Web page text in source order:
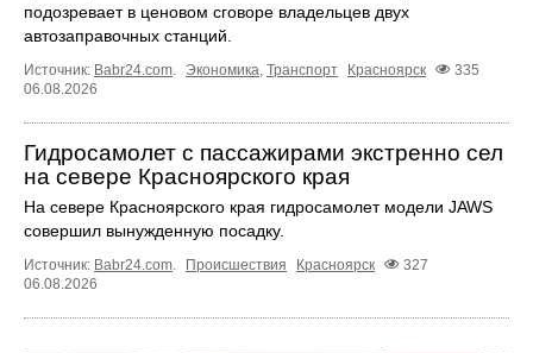
подозревает в ценовом сговоре владельцев двух
автозаправочных станций.
Источник: Babr24.com Экономика Транспорт Красноярск
335
06.08.2026
Гидросамолет с пассажирами экстренно сел
на севере Красноярского края
На севере Красноярского края гидросамолет модели JAWS
совершил вынужденную посадку.
Источник: Babr24.com. Происшествия Красноярск
327
06.08.2026